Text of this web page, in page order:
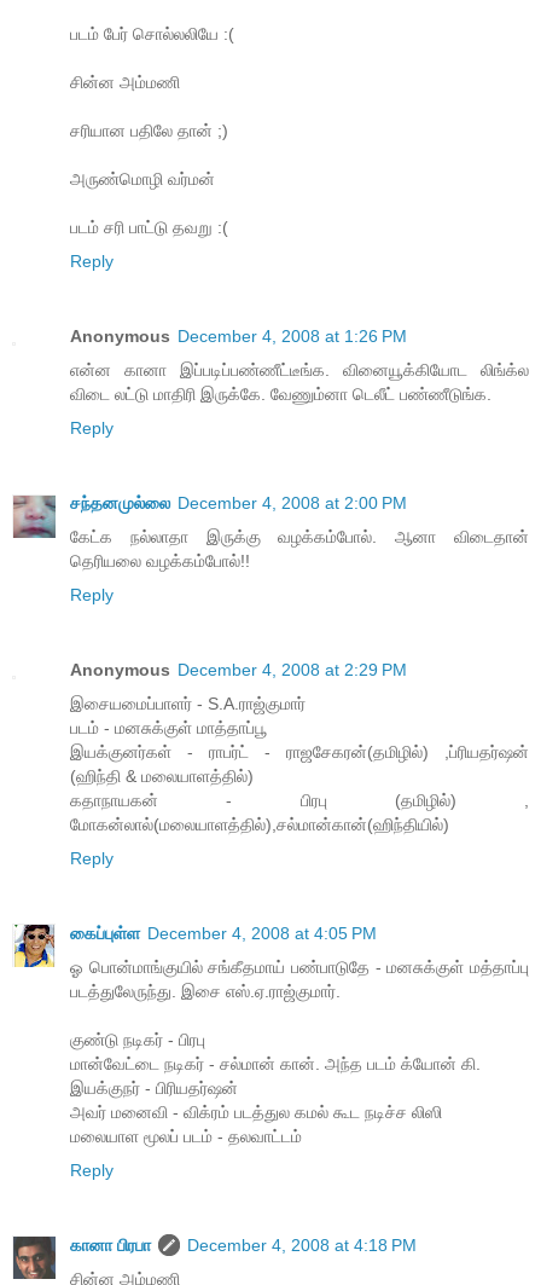
படம் பேர் சொல்லலியே :(
சின்ன அம்மணி
சரியான பதிலே தான் ;)
அருண்மொழி வர்மன்
படம் சரி பாட்டு தவறு :(
Reply
Anonymous December 4, 2008 at 1:26 PM
என்ன கானா இப்படிப்பண்ணீட்டீங்க. வினையூக்கியோட லிங்க்ல
விடை லட்டு மாதிரி இருக்கே. வேணும்னா டெலீட் பண்ணீடுங்க.
Reply
சந்தனமுல்லை December 4, 2008 at 2:00 PM
கேட்க நல்லாதா இருக்கு வழக்கம்போல். ஆனா விடைதான்
தெரியலை வழக்கம்போல்!!
Reply
Anonymous December 4, 2008 at 2:29 PM
இசையமைப்பாளர் - S.A.ராஜ்குமார்
படம் - மனசுக்குள் மாத்தாப்பூ
இயக்குனர்கள் - ராபர்ட் - ராஜசேகரன்(தமிழில்) ,ப்ரியதர்ஷன்
(ஹிந்தி & மலையாளத்தில்)
கதாநாயகன் - பிரபு (தமிழில்) ,
மோகன்லால்(மலையாளத்தில்),சல்மான்கான்(ஹிந்தியில்)
Reply
கைப்புள்ள December 4, 2008 at 4:05 PM
ஓ பொன்மாங்குயில் சங்கீதமாய் பண்பாடுதே - மனசுக்குள் மத்தாப்பு
படத்துலேருந்து. இசை எஸ்.ஏ.ராஜ்குமார்.
குண்டு நடிகர் - பிரபு
மான்வேட்டை நடிகர் - சல்மான் கான். அந்த படம் க்யோன் கி.
இயக்குநர் - பிரியதர்ஷன்
அவர் மனைவி - விக்ரம் படத்துல கமல் கூட நடிச்ச லிஸி
மலையாள மூலப் படம் - தலவாட்டம்
Reply
கானா பிரபா
December 4, 2008 at 4:18 PM
சின்ன அம்மணி